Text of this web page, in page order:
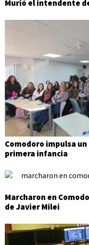
Murió el intendente
Comodoro impulsa
primera infancia
Marcharon en
de Javier Milei